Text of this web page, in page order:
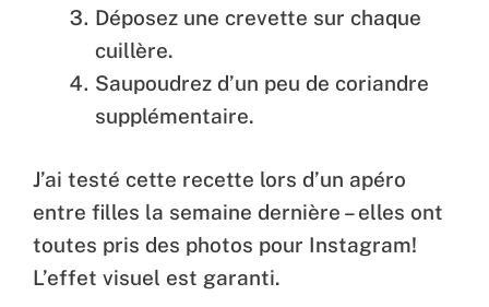
Déposez une crevette sur chaque
cuillère.
Saupoudrez d’un peu de coriandre
supplémentaire.
J’ai testé cette recette lors d’un apéro
entre filles la semaine dernière – elles ont
toutes pris des photos pour Instagram!
L’effet visuel est garanti.